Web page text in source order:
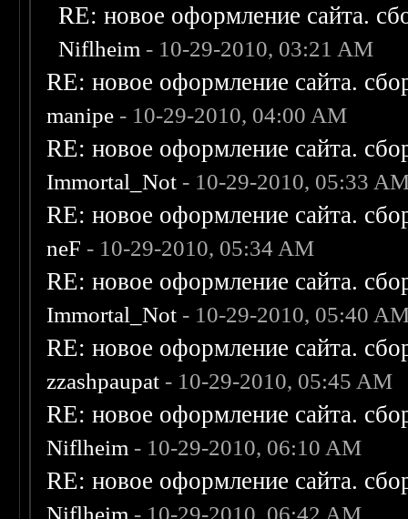
RE: новое оформление сайта.
Niflheim - 10-29-2010, 03:21 AM
RE: новое оформление сайта.
manipe - 10-29-2010, 04:00 AM
RE: новое оформление сайта.
Immortal_Not - 10-29-2010, 05:33
RE: новое оформление сайта.
neF - 10-29-2010, 05:34 AM
RE: новое оформление сайта.
Immortal_Not - 10-29-2010, 05:40
RE: новое оформление сайта.
zzashpaupat - 10-29-2010, 05:45 AM
RE: новое оформление сайта.
Niflheim - 10-29-2010, 06:10 AM
RE: новое оформление сайта.
Niflheim - 10-29-2010, 06:42 AM